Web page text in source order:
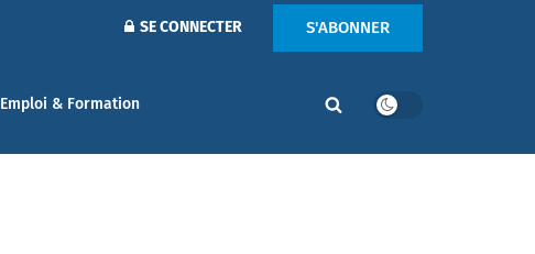
SE CONNECTER S'ABONNER
Emploi & Formation